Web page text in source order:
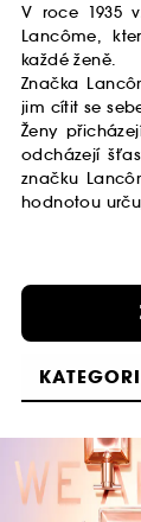
V roce 1935
Lancôme,
každé ženě.
Značka
jim cítit se
Ženy
odcházejí
značku
hodnotou